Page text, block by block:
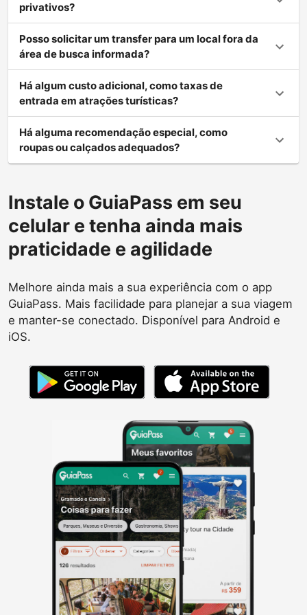
privativos?
Posso solicitar um transfer para um local fora da
área de busca informada?
Há algum custo adicional, como taxas de
entrada em atrações turísticas?
Há alguma recomendação especial, como
roupas ou calçados adequados?
Instale o GuiaPass em seu
celular e tenha ainda mais
praticidade e agilidade
Melhore ainda mais a sua experiência com o app
GuiaPass. Mais facilidade para planejar a sua viagem
e manter-se conectado. Disponível para Android e
iOS.